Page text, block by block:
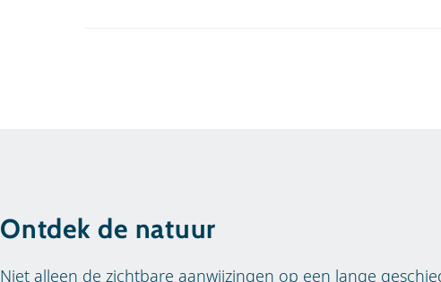
Ontdek de natuur
Niet alleen de zichtbare aanwijzingen op een lange